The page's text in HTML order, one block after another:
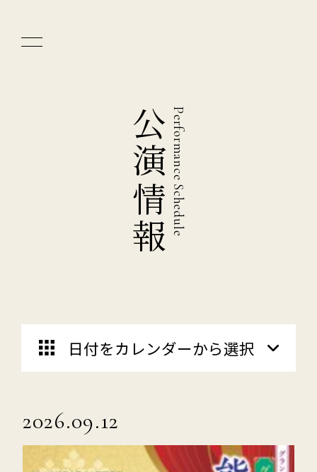
公演情報Performance Schedule
日付をカレンダーから選択
2026.09.12